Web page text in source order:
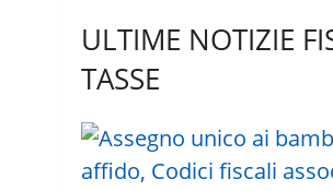
ULTIME NOTIZIE
TASSE